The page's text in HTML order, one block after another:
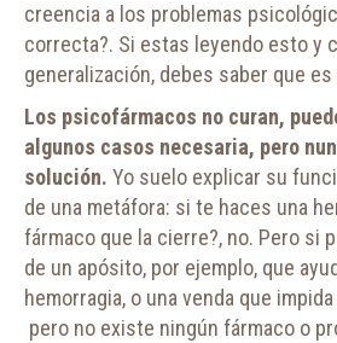
creencia a los problemas
correcta?. Si estas leyendo esto y
generalización, debes saber que
Los psicofármacos no curan,
algunos casos necesaria, pero
solución. Yo suelo explicar su
de una metáfora: si te haces una
fármaco que la cierre?, no. Pero si
de un apósito, por ejemplo, que
hemorragia, o una venda que
pero no existe ningún fármaco o